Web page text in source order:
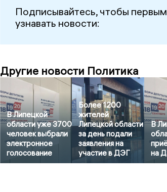
Подписывайтесь, чтобы
узнавать новости:
Другие новости Политика
В Липецкой
области уже 3700
человек выбрали
электронное
голосование
Более 1200
жителей
Липецкой области
за день подали
заявления на
участие в ДЭГ
В
на